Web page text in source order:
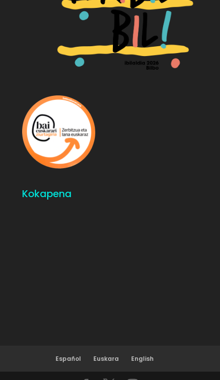
Kokapena
Español Euskara English